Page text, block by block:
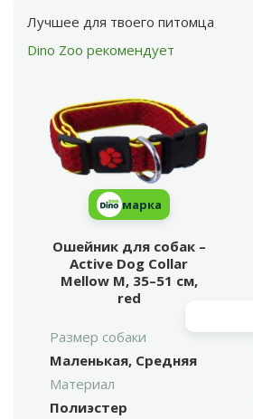
Лучшее для твоего питомца
Dino Zoo рекомендует
марка
Ошейник для собак –
Active Dog Collar
Mellow M, 35–51 см,
red
Размер собаки
Маленькая, Средняя
Материал
Полиэстер